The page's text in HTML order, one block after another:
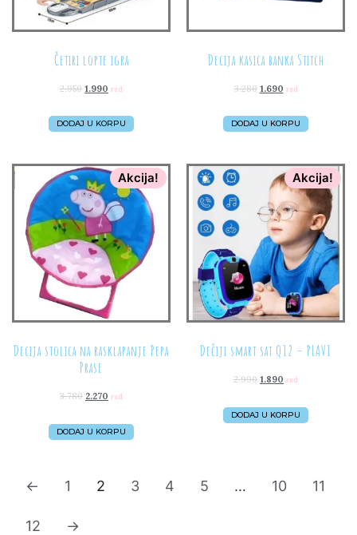
Četiri lopte igra
2.950 1.990 rsd
DODAJ U KORPU
Decija kasica banka Stitch
3.280 1.690 rsd
DODAJ U KORPU
Akcija!
Decija stolica na rasklapanje Pepa
Prase
3.780 2.270 rsd
DODAJ U KORPU
Akcija!
Dečiji smart sat Q12 – PLAVI
2.990 1.890 rsd
DODAJ U KORPU
← 1 2 3 4 5 … 10 11
12 →